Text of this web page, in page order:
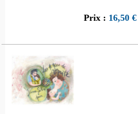
Prix : 16,50 €